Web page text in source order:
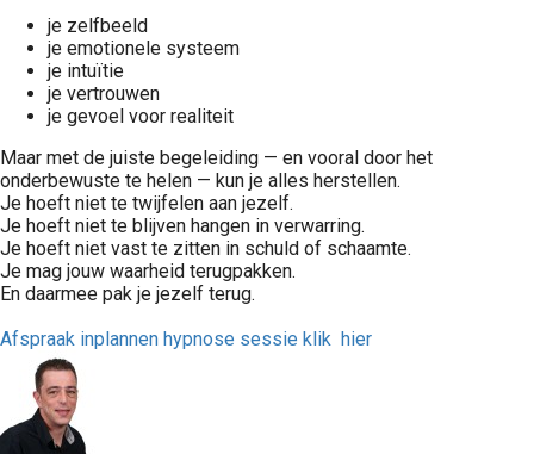
je zelfbeeld
je emotionele systeem
je intuïtie
je vertrouwen
je gevoel voor realiteit
Maar met de juiste begeleiding — en vooral door het
onderbewuste te helen — kun je alles herstellen.
Je hoeft niet te twijfelen aan jezelf.
Je hoeft niet te blijven hangen in verwarring.
Je hoeft niet vast te zitten in schuld of schaamte.
Je mag jouw waarheid terugpakken.
En daarmee pak je jezelf terug.
Afspraak inplannen hypnose sessie klik hier